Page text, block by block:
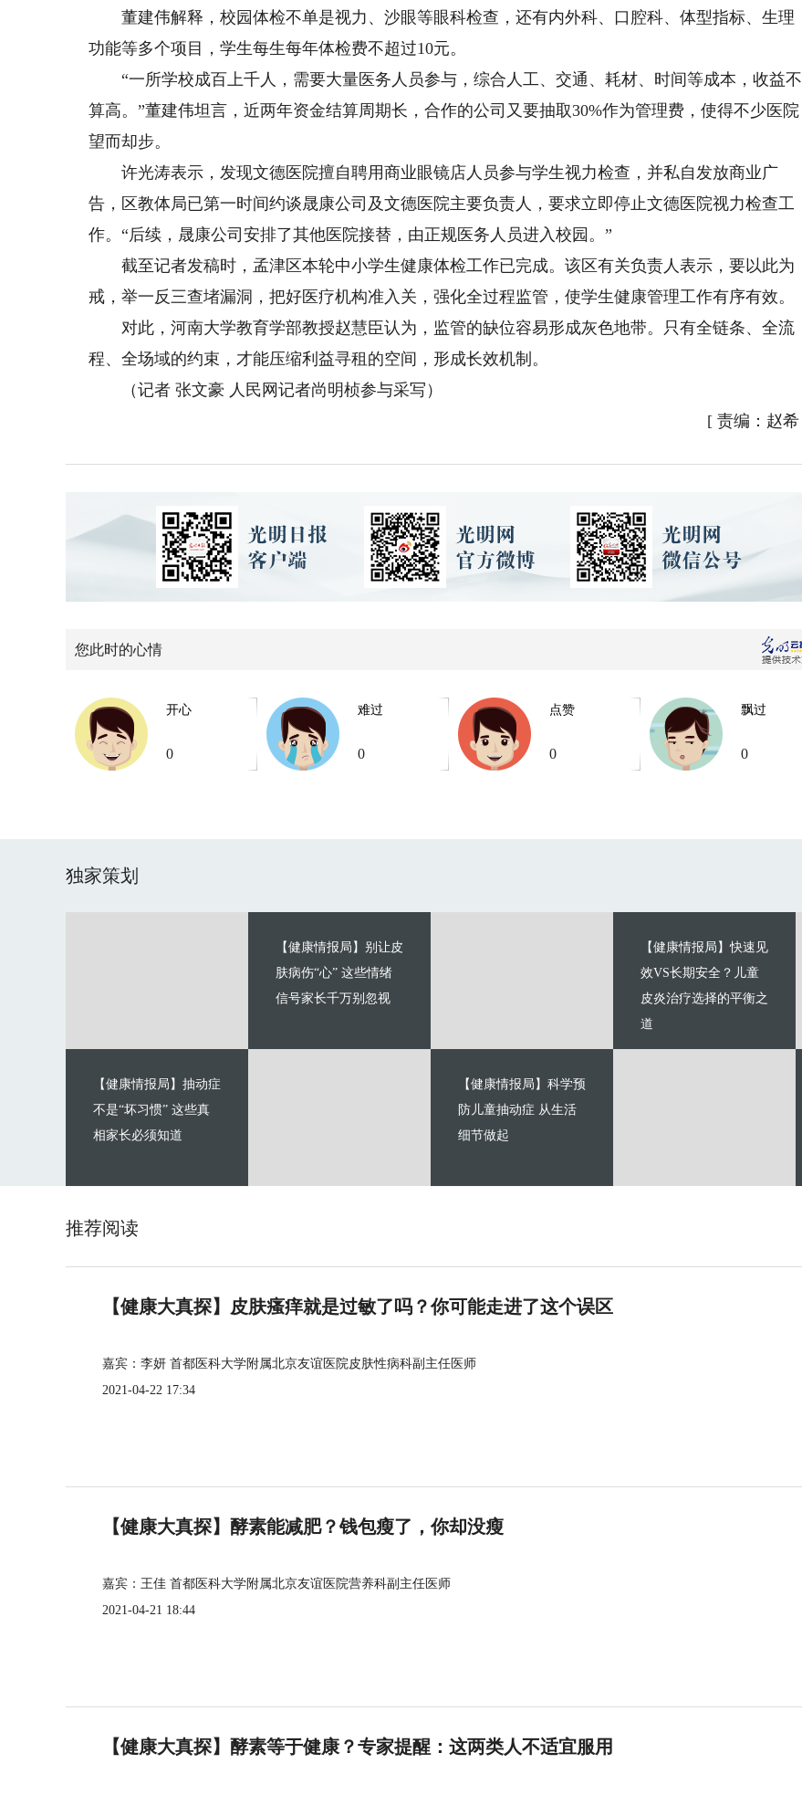
董建伟解释，校园体检不单是视力、沙眼等眼科检查，还有内外科、口腔科、体型指标、生理
功能等多个项目，学生每生每年体检费不超过10元。
“一所学校成百上千人，需要大量医务人员参与，综合人工、交通、耗材、时间等成本，收益不
算高。”董建伟坦言，近两年资金结算周期长，合作的公司又要抽取30%作为管理费，使得不少医院
望而却步。
许光涛表示，发现文德医院擅自聘用商业眼镜店人员参与学生视力检查，并私自发放商业广
告，区教体局已第一时间约谈晟康公司及文德医院主要负责人，要求立即停止文德医院视力检查工
作。“后续，晟康公司安排了其他医院接替，由正规医务人员进入校园。”
截至记者发稿时，孟津区本轮中小学生健康体检工作已完成。该区有关负责人表示，要以此为
戒，举一反三查堵漏洞，把好医疗机构准入关，强化全过程监管，使学生健康管理工作有序有效。
对此，河南大学教育学部教授赵慧臣认为，监管的缺位容易形成灰色地带。只有全链条、全流
程、全场域的约束，才能压缩利益寻租的空间，形成长效机制。
（记者 张文豪 人民网记者尚明桢参与采写）
[ 责编：赵希
您此时的心情
开心
0
难过
0
点赞
0
飘过
0
独家策划
【健康情报局】别让皮
肤病伤“心” 这些情绪
信号家长千万别忽视
【健康情报局】抽动症
不是“坏习惯” 这些真
相家长必须知道
【健康情报局】快速见
效VS长期安全？儿童
皮炎治疗选择的平衡之
道
【健康情报局】科学预
防儿童抽动症 从生活
细节做起
推荐阅读
【健康大真探】皮肤瘙痒就是过敏了吗？你可能走进了这个误区
嘉宾：李妍 首都医科大学附属北京友谊医院皮肤性病科副主任医师
2021-04-22 17:34
【健康大真探】酵素能减肥？钱包瘦了，你却没瘦
嘉宾：王佳 首都医科大学附属北京友谊医院营养科副主任医师
2021-04-21 18:44
【健康大真探】酵素等于健康？专家提醒：这两类人不适宜服用